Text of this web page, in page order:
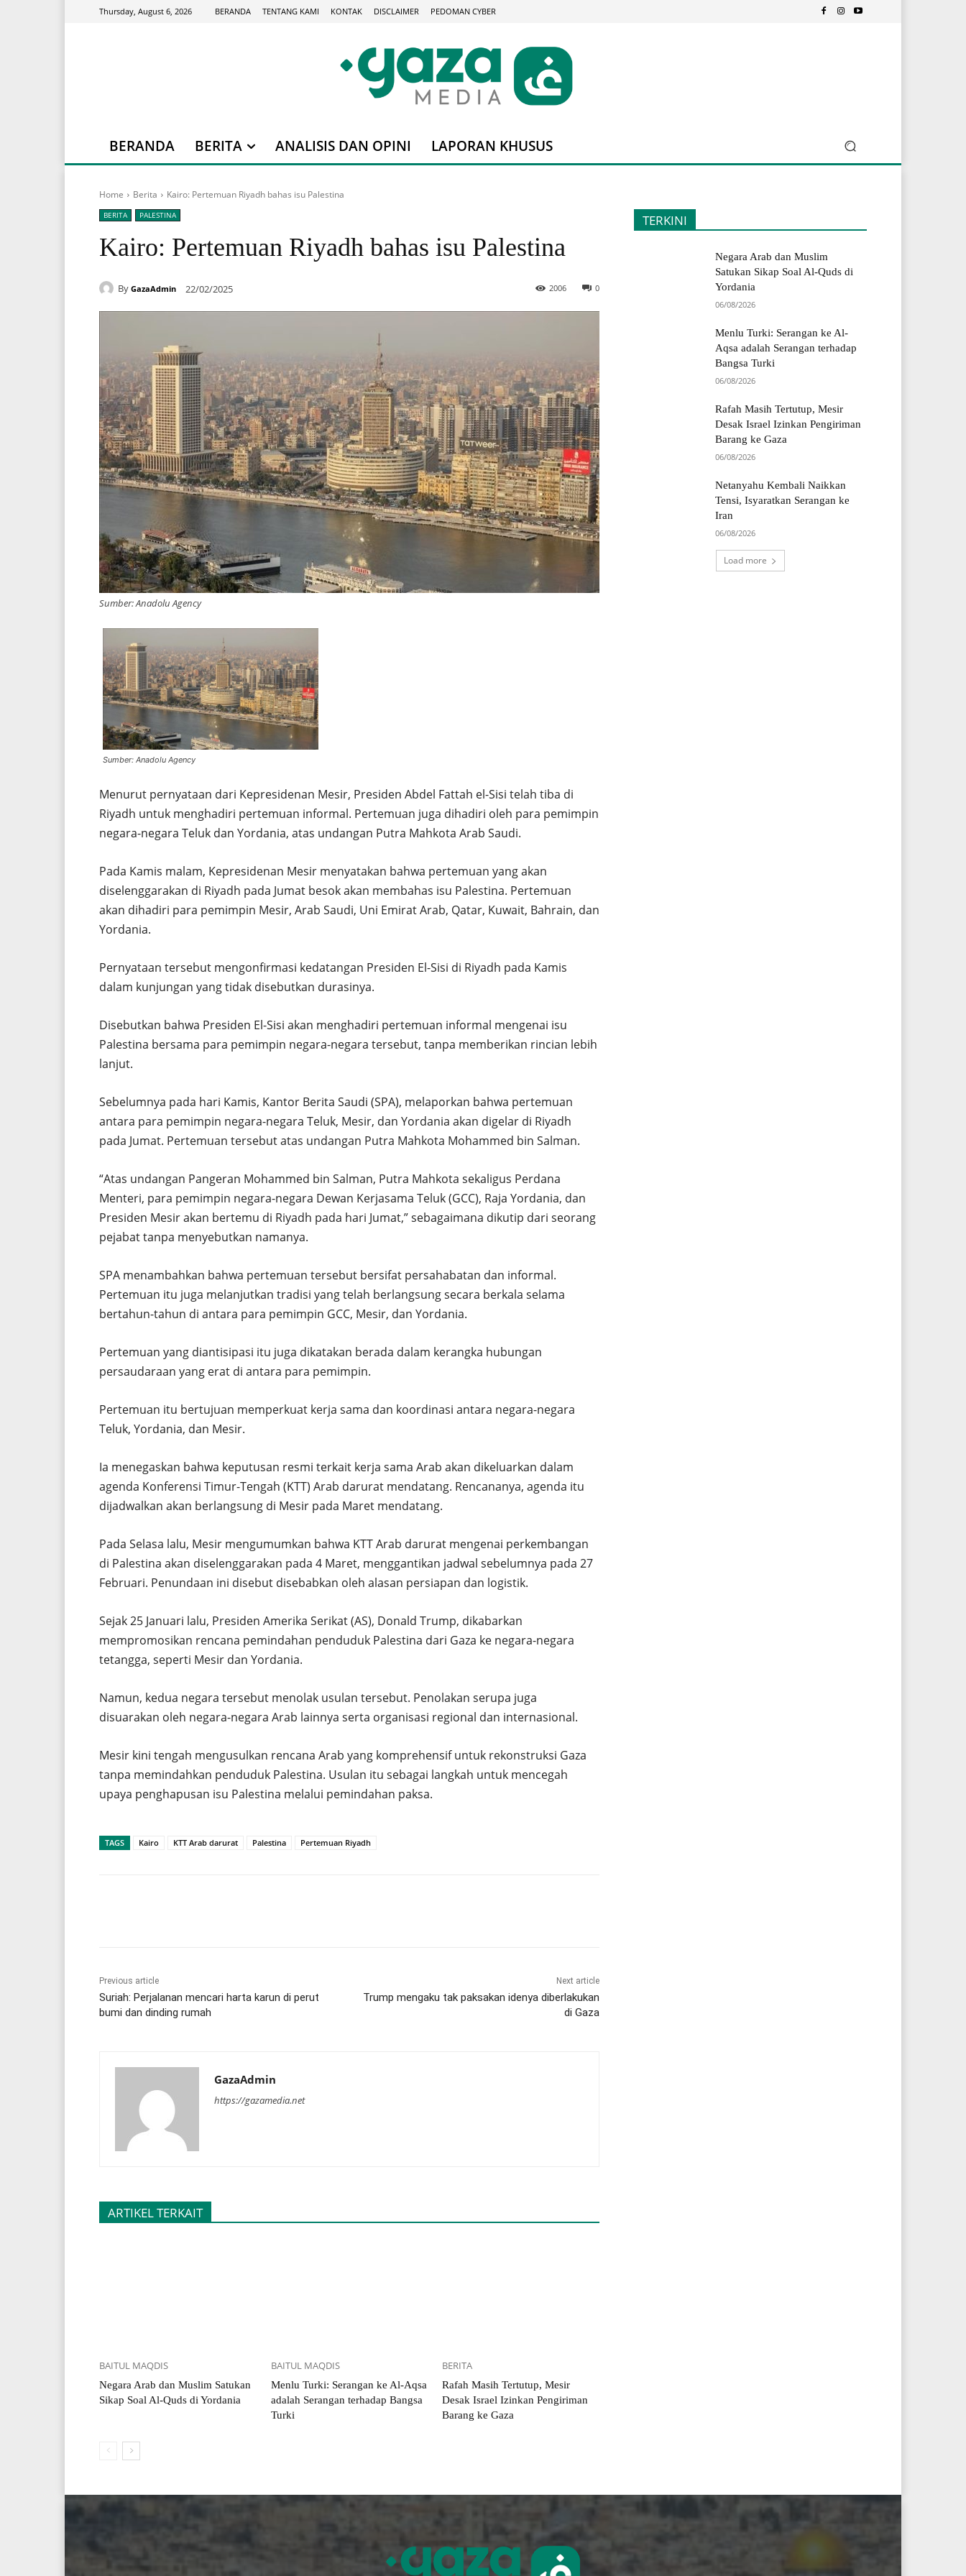
Thursday, August 6, 2026 BERANDA TENTANG KAMI KONTAK DISCLAIMER PEDOMAN CYBER
BERANDA BERITA ANALISIS DAN OPINI LAPORAN KHUSUS
Home Berita Kairo: Pertemuan Riyadh bahas isu Palestina
BERITA PALESTINA
Kairo: Pertemuan Riyadh bahas isu Palestina
By GazaAdmin 22/02/2025 0
2006
Sumber: Anadolu Agency
Sumber: Anadolu Agency
Menurut pernyataan dari Kepresidenan Mesir, Presiden Abdel Fattah el-Sisi telah tiba di
Riyadh untuk menghadiri pertemuan informal. Pertemuan juga dihadiri oleh para pemimpin
negara-negara Teluk dan Yordania, atas undangan Putra Mahkota Arab Saudi.
Pada Kamis malam, Kepresidenan Mesir menyatakan bahwa pertemuan yang akan
diselenggarakan di Riyadh pada Jumat besok akan membahas isu Palestina. Pertemuan
akan dihadiri para pemimpin Mesir, Arab Saudi, Uni Emirat Arab, Qatar, Kuwait, Bahrain, dan
Yordania.
Pernyataan tersebut mengonfirmasi kedatangan Presiden El-Sisi di Riyadh pada Kamis
dalam kunjungan yang tidak disebutkan durasinya.
Disebutkan bahwa Presiden El-Sisi akan menghadiri pertemuan informal mengenai isu
Palestina bersama para pemimpin negara-negara tersebut, tanpa memberikan rincian lebih
lanjut.
Sebelumnya pada hari Kamis, Kantor Berita Saudi (SPA), melaporkan bahwa pertemuan
antara para pemimpin negara-negara Teluk, Mesir, dan Yordania akan digelar di Riyadh
pada Jumat. Pertemuan tersebut atas undangan Putra Mahkota Mohammed bin Salman.
“Atas undangan Pangeran Mohammed bin Salman, Putra Mahkota sekaligus Perdana
Menteri, para pemimpin negara-negara Dewan Kerjasama Teluk (GCC), Raja Yordania, dan
Presiden Mesir akan bertemu di Riyadh pada hari Jumat,” sebagaimana dikutip dari seorang
pejabat tanpa menyebutkan namanya.
SPA menambahkan bahwa pertemuan tersebut bersifat persahabatan dan informal.
Pertemuan itu juga melanjutkan tradisi yang telah berlangsung secara berkala selama
bertahun-tahun di antara para pemimpin GCC, Mesir, dan Yordania.
Pertemuan yang diantisipasi itu juga dikatakan berada dalam kerangka hubungan
persaudaraan yang erat di antara para pemimpin.
Pertemuan itu bertujuan memperkuat kerja sama dan koordinasi antara negara-negara
Teluk, Yordania, dan Mesir.
Ia menegaskan bahwa keputusan resmi terkait kerja sama Arab akan dikeluarkan dalam
agenda Konferensi Timur-Tengah (KTT) Arab darurat mendatang. Rencananya, agenda itu
dijadwalkan akan berlangsung di Mesir pada Maret mendatang.
Pada Selasa lalu, Mesir mengumumkan bahwa KTT Arab darurat mengenai perkembangan
di Palestina akan diselenggarakan pada 4 Maret, menggantikan jadwal sebelumnya pada 27
Februari. Penundaan ini disebut disebabkan oleh alasan persiapan dan logistik.
Sejak 25 Januari lalu, Presiden Amerika Serikat (AS), Donald Trump, dikabarkan
mempromosikan rencana pemindahan penduduk Palestina dari Gaza ke negara-negara
tetangga, seperti Mesir dan Yordania.
Namun, kedua negara tersebut menolak usulan tersebut. Penolakan serupa juga
disuarakan oleh negara-negara Arab lainnya serta organisasi regional dan internasional.
Mesir kini tengah mengusulkan rencana Arab yang komprehensif untuk rekonstruksi Gaza
tanpa memindahkan penduduk Palestina. Usulan itu sebagai langkah untuk mencegah
upaya penghapusan isu Palestina melalui pemindahan paksa.
TAGS Kairo KTT Arab darurat Palestina Pertemuan Riyadh
Previous article
Suriah: Perjalanan mencari harta karun di perut
bumi dan dinding rumah
Next article
Trump mengaku tak paksakan idenya diberlakukan
di Gaza
GazaAdmin
https://gazamedia.net
ARTIKEL TERKAIT
BAITUL MAQDIS
Negara Arab dan Muslim Satukan
Sikap Soal Al-Quds di Yordania
BAITUL MAQDIS
Menlu Turki: Serangan ke Al-Aqsa
adalah Serangan terhadap Bangsa
Turki
BERITA
Rafah Masih Tertutup, Mesir
Desak Israel Izinkan Pengiriman
Barang ke Gaza
TERKINI
Negara Arab dan Muslim
Satukan Sikap Soal Al-Quds di
Yordania
06/08/2026
Menlu Turki: Serangan ke Al-
Aqsa adalah Serangan terhadap
Bangsa Turki
06/08/2026
Rafah Masih Tertutup, Mesir
Desak Israel Izinkan Pengiriman
Barang ke Gaza
06/08/2026
Netanyahu Kembali Naikkan
Tensi, Isyaratkan Serangan ke
Iran
06/08/2026
Load more